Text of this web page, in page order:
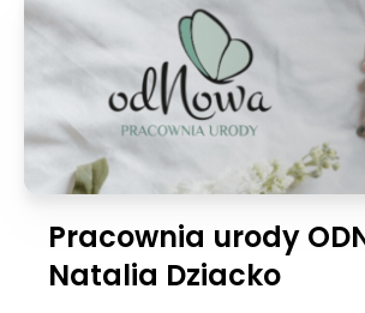
Pracownia urody
Natalia Dziacko